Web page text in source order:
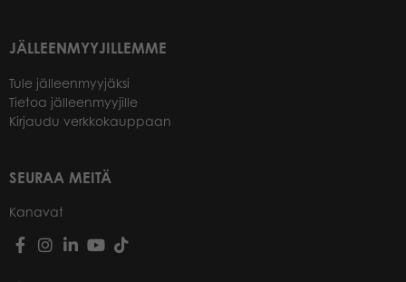
JÄLLEENMYYJILLEMME
Tule jälleenmyyjäksi
Tietoa jälleenmyyjille
Kirjaudu verkkokauppaan
SEURAA MEITÄ
Kanavat